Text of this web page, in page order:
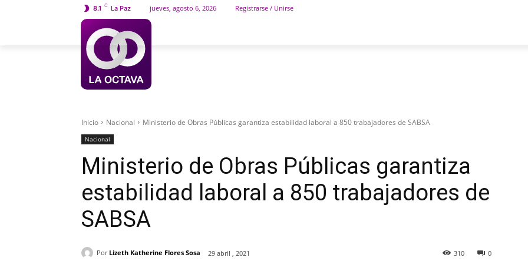
8.1 C La Paz jueves, agosto 6, 2026 Registrarse / Unirse
Inicio Nacional Ministerio de Obras Públicas garantiza estabilidad laboral a 850 trabajadores de SABSA
Nacional
Ministerio de Obras Públicas garantiza
estabilidad laboral a 850 trabajadores de
SABSA
Por Lizeth Katherine Flores Sosa 29 abril , 2021 0
310